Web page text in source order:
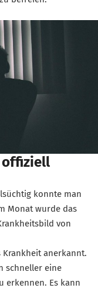
offiziell
konnte man
Monat wurde das
von
Krankheit anerkannt.
schneller eine
erkennen. Es kann